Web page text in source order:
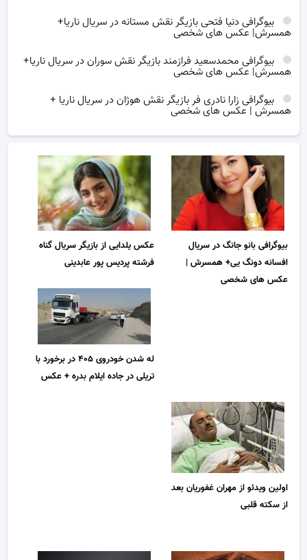
بیوگرافی دنیا فتحی بازیگر نقش مستانه در سریال ناریا+
همسرش| عکس های شخصی
بیوگرافی محمدسعید فرازمند بازیگر نقش سوران در سریال ناریا+
همسرش| عکس های شخصی
بیوگرافی زارا نادری فر بازیگر نقش هوژان در سریال ناریا +
همسرش | عکس های شخصی
بیوگرافی بانو جانگ در سریال
افسانه دونگ یی+ همسرش |
عکس های شخصی
عکس یلدایی از بازیگر سریال گناه
فرشته پردیس پور عابدینی
له شدن خودروی ۴۰۵ در برخورد با
تریلی در جاده ایلام بدره + عکس
اولین ویدئو از مهران غفوریان بعد
از سکته قلبی